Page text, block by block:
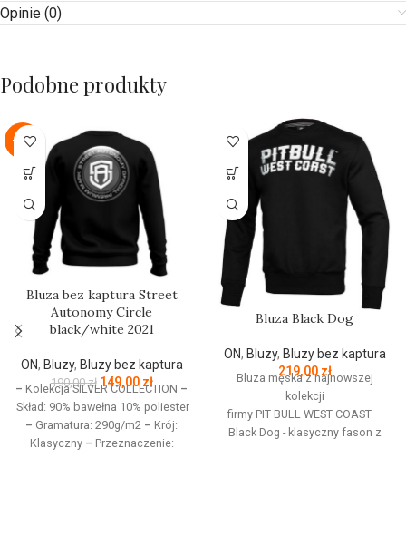
Opinie (0)
Podobne produkty
-22%
Bluza bez kaptura Street
Autonomy Circle
black/white 2021
ON, Bluzy, Bluzy bez kaptura
190,00zł 149,00zł
– Kolekcja SILVER COLLECTION –
Skład: 90% bawełna 10% poliester
– Gramatura: 290g/m2 – Krój:
Klasyczny – Przeznaczenie:
Bluza Black Dog
ON, Bluzy, Bluzy bez kaptura
219,00 zł
Bluza męska z najnowszej
kolekcji
firmy PIT BULL WEST COAST –
Black Dog - klasyczny fason z